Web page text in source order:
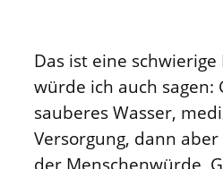
Das ist eine schwierige
würde ich auch sagen:
sauberes Wasser,
Versorgung, dann
der Menschenwürde,